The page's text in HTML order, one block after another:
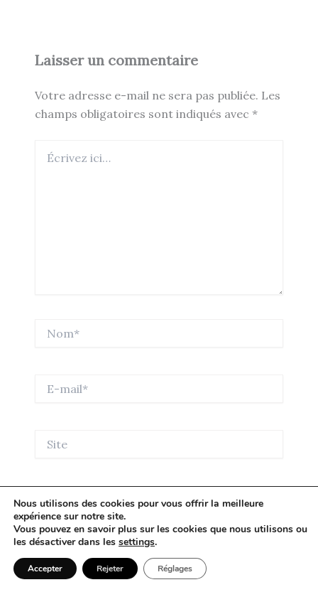
Laisser un commentaire
Votre adresse e-mail ne sera pas publiée. Les
champs obligatoires sont indiqués avec *
ici…
mail*
Enregistrer mon nom, mon e-mail et mon site
dans le navigateur pour mon prochain commentaire.
Saisissez votre réponse en chiffres
Nous utilisons des cookies pour vous offrir la meilleure
expérience sur notre site.
Vous pouvez en savoir plus sur les cookies que nous utilisons ou
les désactiver dans les settings.
Accepter Rejeter Réglages